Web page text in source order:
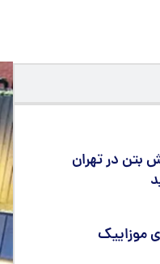
بتن در تهران
موزاییک